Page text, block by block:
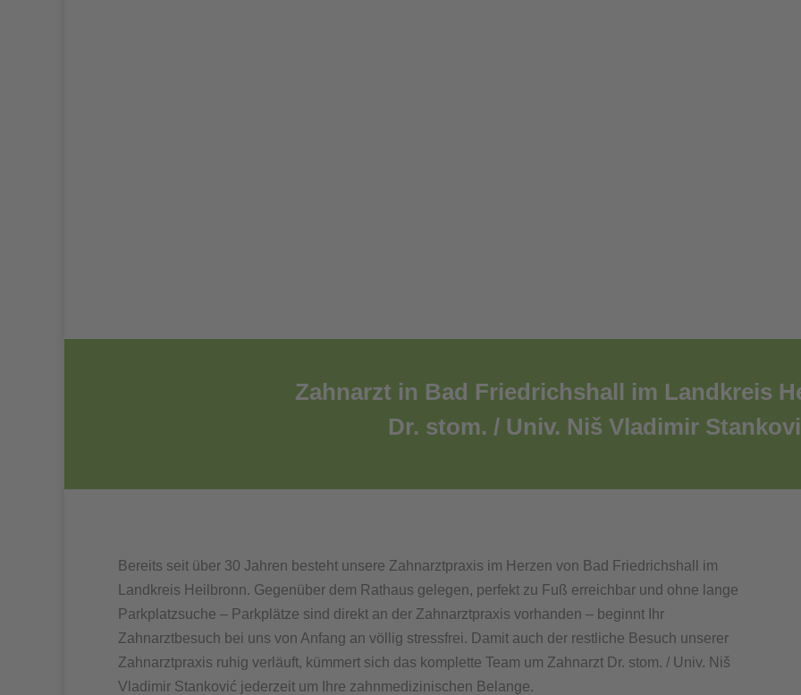
Zahnarzt in Bad Friedrichshall im Landkreis
Dr. stom. / Univ. Niš Vladimir
Bereits seit über 30 Jahren besteht unsere Zahnarztpraxis im Herzen von Bad Friedrichshall im
Landkreis Heilbronn. Gegenüber dem Rathaus gelegen, perfekt zu Fuß erreichbar und ohne lange
Parkplatzsuche – Parkplätze sind direkt an der Zahnarztpraxis vorhanden – beginnt Ihr
Zahnarztbesuch bei uns von Anfang an völlig stressfrei. Damit auch der restliche Besuch unserer
Zahnarztpraxis ruhig verläuft, kümmert sich das komplette Team um Zahnarzt Dr. stom. / Univ. Niš
Vladimir Stanković jederzeit um Ihre zahnmedizinischen Belange.